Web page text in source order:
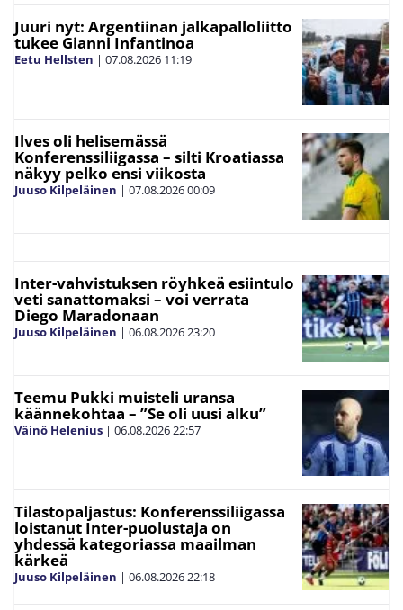
Juuri nyt: Argentiinan jalkapalloliitto
tukee Gianni Infantinoa
Eetu Hellsten | 07.08.2026 11:19
Ilves oli helisemässä
Konferenssiliigassa – silti Kroatiassa
näkyy pelko ensi viikosta
Juuso Kilpeläinen | 07.08.202600:09
Inter-vahvistuksen röyhkeä esiintulo
veti sanattomaksi – voi verrata
Diego Maradonaan
Juuso Kilpeläinen | 06.08.202623:20
Teemu Pukki muisteli uransa
käännekohtaa – ”Se oli uusi alku”
Väinö Helenius | 06.08.202622:57
Tilastopaljastus: Konferenssiliigassa
loistanut Inter-puolustaja on
yhdessä kategoriassa maailman
kärkeä
Juuso Kilpeläinen | 06.08.202622:18